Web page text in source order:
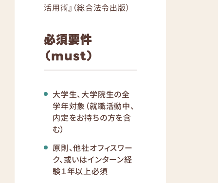
活用術』（総合法令出版）
必須要件
（must）
大学生、大学院生の全
学年対象（就職活動中、
内定をお持ちの方を含
む）
原則、他社オフィスワー
ク、或いはインターン経
験１年以上必須